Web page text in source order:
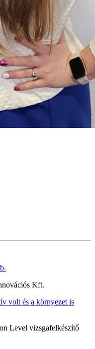
Kft.
volt és a környezet is
Level vizsgafelkészítő